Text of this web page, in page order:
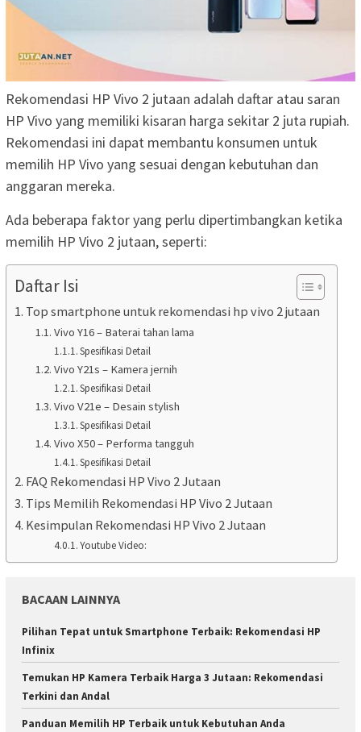
Rekomendasi HP Vivo 2 jutaan adalah daftar atau saran
HP Vivo yang memiliki kisaran harga sekitar 2 juta rupiah.
Rekomendasi ini dapat membantu konsumen untuk
memilih HP Vivo yang sesuai dengan kebutuhan dan
anggaran mereka.
Ada beberapa faktor yang perlu dipertimbangkan ketika
memilih HP Vivo 2 jutaan, seperti:
Daftar Isi
Top smartphone untuk rekomendasi hp vivo 2 jutaan
Vivo Y16 – Baterai tahan lama
Spesifikasi Detail
Vivo Y21s – Kamera jernih
Spesifikasi Detail
Vivo V21e – Desain stylish
Spesifikasi Detail
Vivo X50 – Performa tangguh
Spesifikasi Detail
FAQ Rekomendasi HP Vivo 2 Jutaan
Tips Memilih Rekomendasi HP Vivo 2 Jutaan
Kesimpulan Rekomendasi HP Vivo 2 Jutaan
Youtube Video:
BACAAN LAINNYA
Pilihan Tepat untuk Smartphone Terbaik: Rekomendasi HP
Infinix
Temukan HP Kamera Terbaik Harga 3 Jutaan: Rekomendasi
Terkini dan Andal
Panduan Memilih HP Terbaik untuk Kebutuhan Anda